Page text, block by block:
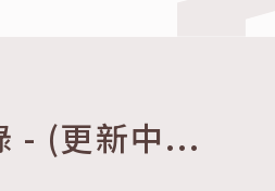
- (更新中...